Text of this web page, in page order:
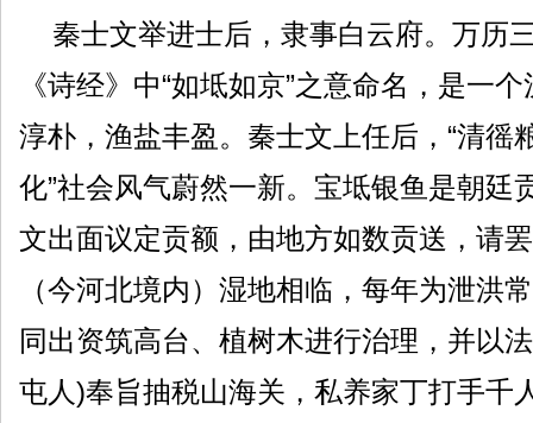
秦士文举进士后，隶事白云府。万历
《诗经》中“如坻如京”之意命名，是一
淳朴，渔盐丰盈。秦士文上任后，“清
化”社会风气蔚然一新。宝坻银鱼是朝
文出面议定贡额，由地方如数贡送，请
（今河北境内）湿地相临，每年为泄洪
同出资筑高台、植树木进行治理，并以
屯人)奉旨抽税山海关，私养家丁打手千